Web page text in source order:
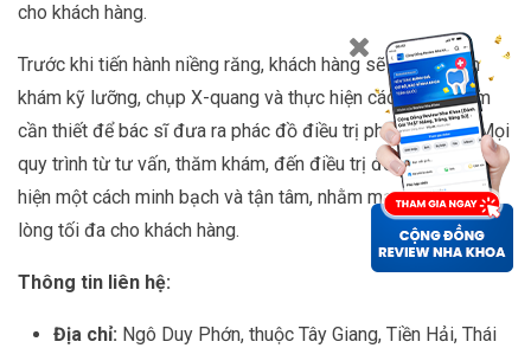
cho khách hàng.
Trước khi tiến hành niềng răng, khách hàng sẽ được thăm
khám kỹ lưỡng, chụp X-quang và thực hiện các xét nghiệm
cần thiết để bác sĩ đưa ra phác đồ điều trị phù hợp nhất. Mọi
quy trình từ tư vấn, thăm khám, đến điều trị đều được thực
hiện một cách minh bạch và tận tâm, nhằm mang lại sự hài
lòng tối đa cho khách hàng.
Thông tin liên hệ:
Địa chỉ: Ngô Duy Phớn, thuộc Tây Giang, Tiền Hải, Thái